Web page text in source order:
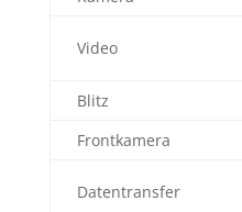
Video
Blitz
Frontkamera
Datentransfer